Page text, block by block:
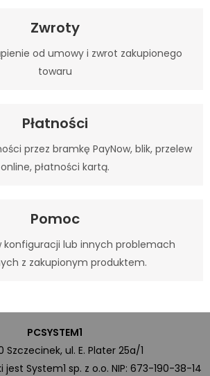
Zwroty
od umowy i zwrot zakupionego
towaru
Płatności
przez bramkę PayNow, blik, przelew
online, płatności kartą.
Pomoc
konfiguracji lub innych problemach
z zakupionym produktem.
PCSYSTEM1
ul. E. Plater 25a/1
System1 sp. z o.o. NIP: 673-190-38-14